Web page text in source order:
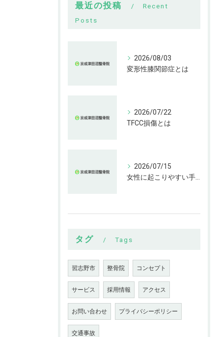
最近の投稿
Recent
Posts
2026/08/03
変形性膝関節症とは
2026/07/22
TFCC損傷とは
2026/07/15
タグ Tags
習志野市 整骨院 コンセプト
サービス 採用情報 アクセス
お問い合わせ プライバシーポリシー
交通事故